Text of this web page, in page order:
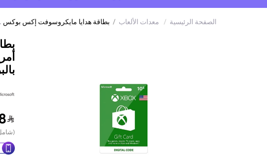
الصفحة الرئيسية / معدات الألعاب / بطاقة هدايا مايكروسوفت إكس بوكس لايف أمريكا 10 دولار أمريكي إرسال البطاقة الرقمية بالبريد الإلكتروني والرسائل أخضر
(